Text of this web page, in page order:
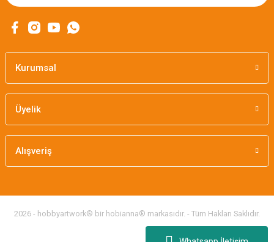
Kurumsal
Üyelik
Alışveriş
2026 - hobbyartwork® bir hobianna® markasıdır. - Tüm Hakları Saklıdır.